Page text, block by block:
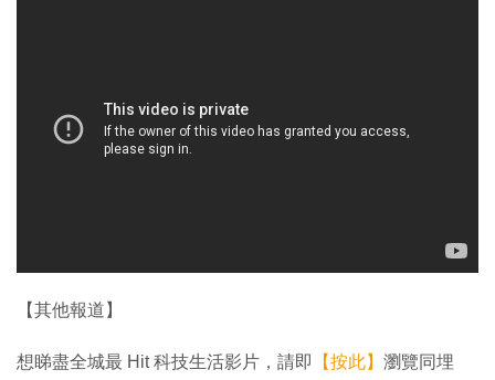
【其他報道】
想睇盡全城最 Hit 科技生活影片，請即 【按此】 瀏覽同埋